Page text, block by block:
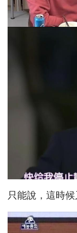
只能說，這時